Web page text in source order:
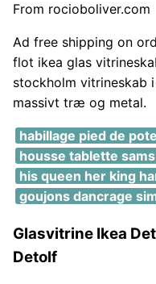
From rocioboliver.com
Ad free shipping on
flot ikea glas
stockholm vitrineskab
massivt træ og metal.
habillage pied de
housse tablette
his queen her king
goujons dancrage
Glasvitrine Ikea
Detolf